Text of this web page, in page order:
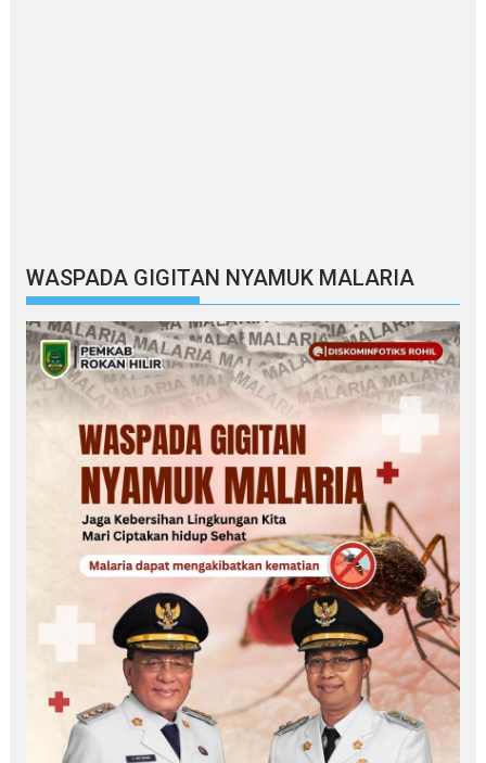
WASPADA GIGITAN NYAMUK MALARIA